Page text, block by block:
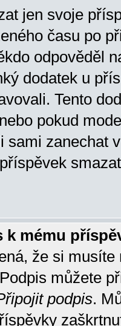
jen svoje
času po
odpověděl
dodatek u
Tento
pokud
sami zanechat
k mému
že si
můžete
podpis.